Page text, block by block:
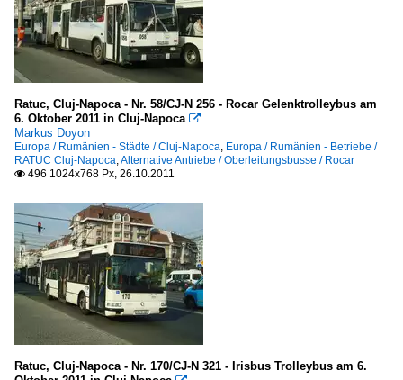
Ratuc, Cluj-Napoca - Nr. 58/CJ-N 256 - Rocar Gelenktrolleybus am
6. Oktober 2011 in Cluj-Napoca 
Markus Doyon
Europa / Rumänien - Städte / Cluj-Napoca, Europa / Rumänien - Betriebe /
RATUC Cluj-Napoca,Alternative Antriebe / Oberleitungsbusse / Rocar
 496 1024x768 Px, 26.10.2011
Ratuc, Cluj-Napoca - Nr. 170/CJ-N 321 - Irisbus Trolleybus am 6.